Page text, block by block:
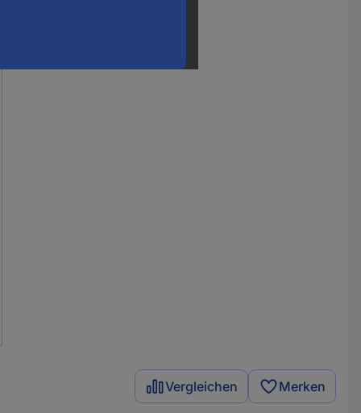
Vergleichen Merken